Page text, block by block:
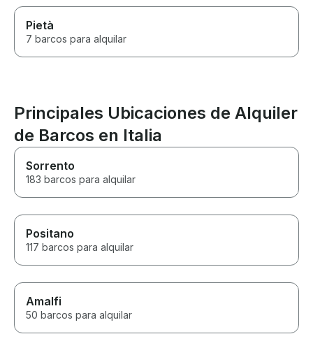
Pietà
7 barcos para alquilar
Principales Ubicaciones de Alquiler
de Barcos en Italia
Sorrento
183 barcos para alquilar
Positano
117 barcos para alquilar
Amalfi
50 barcos para alquilar